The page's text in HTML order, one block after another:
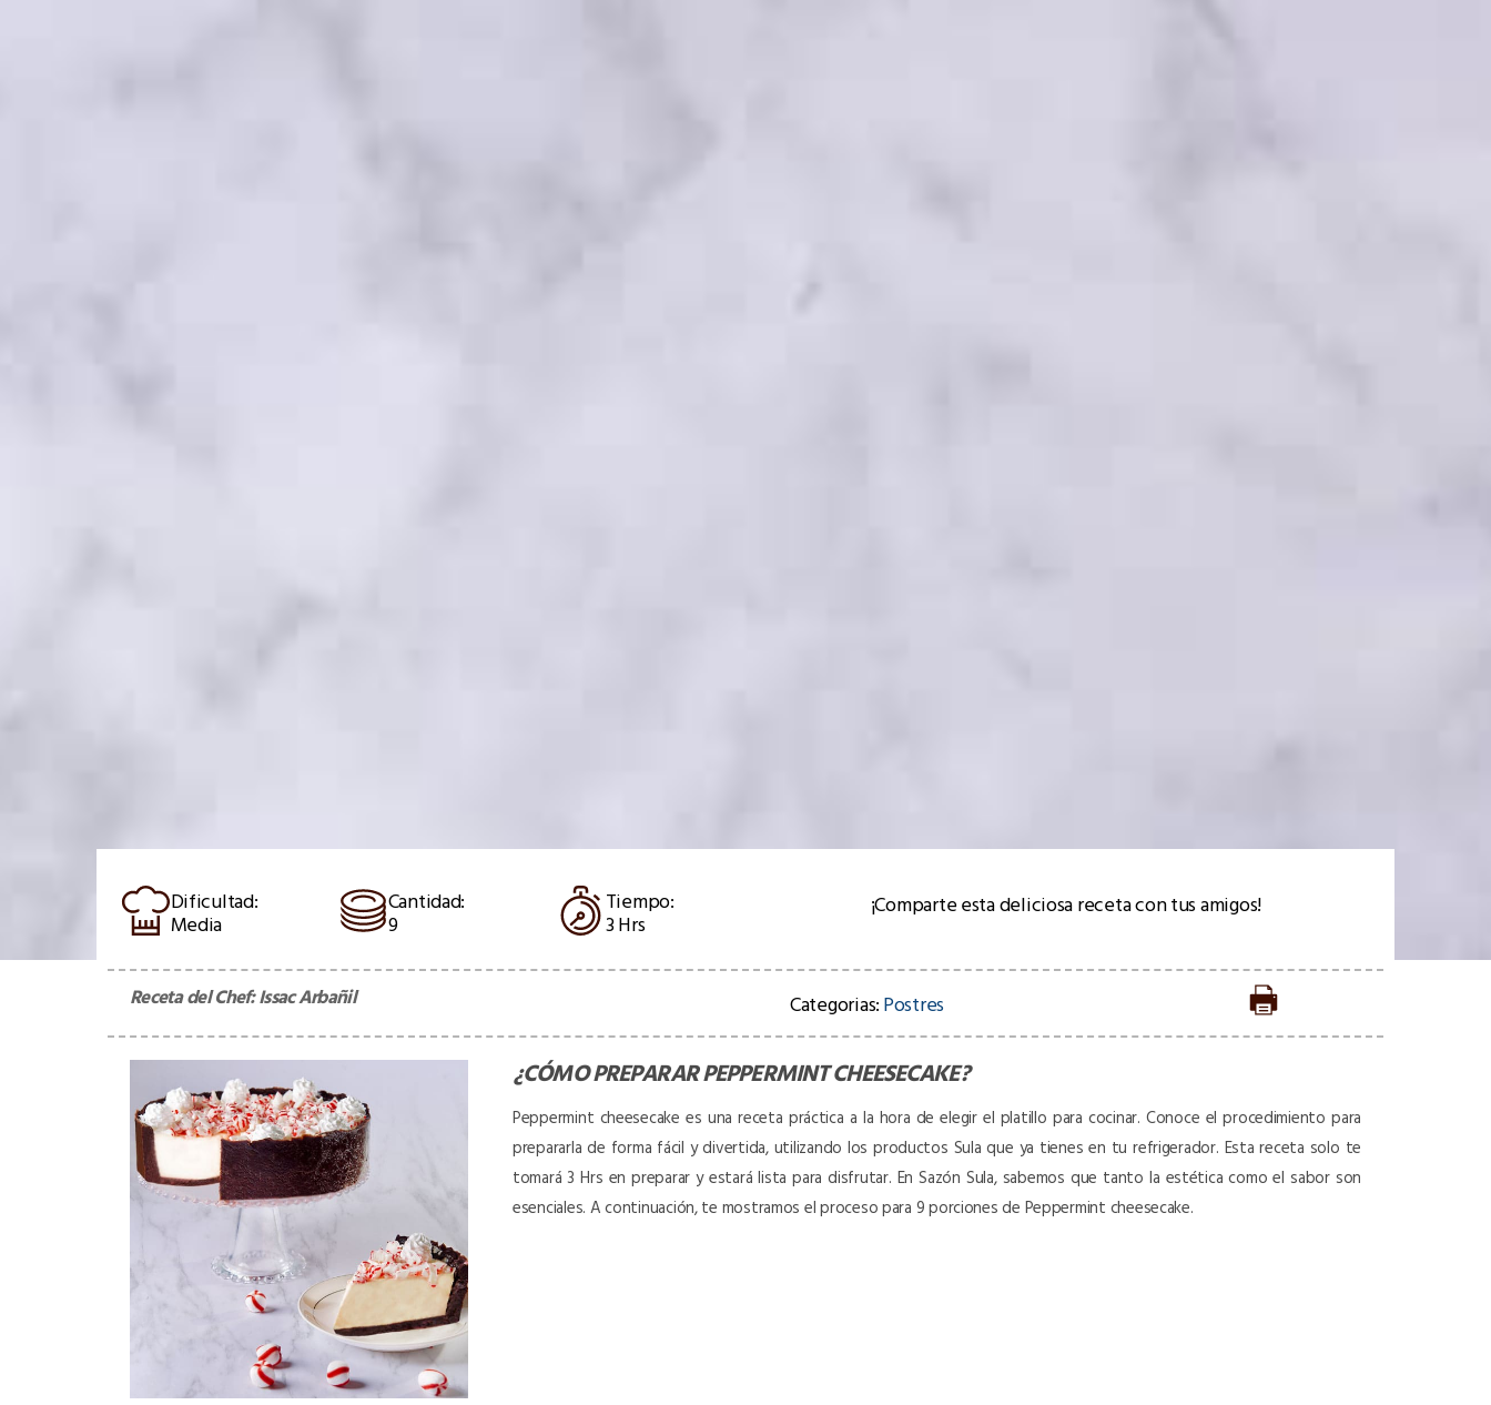
Dificultad:
Media
Cantidad:
9
Tiempo:
3 Hrs
¡Comparte esta deliciosa receta con tus amigos!
Receta del Chef:Issac Arbañil Categorias:Postres
¿CÓMO PREPARARPEPPERMINT CHEESECAKE?
Peppermint cheesecake es una receta práctica a la hora de elegir el platillo para cocinar. Conoce el procedimiento para
prepararla de forma fácil y divertida, utilizando los productos Sula que ya tienes en tu refrigerador. Esta receta solo te
tomará 3 Hrs en preparar y estará lista para disfrutar. En Sazón Sula, sabemos que tanto la estética como el sabor son
esenciales. A continuación, te mostramos el proceso para 9 porciones de Peppermint cheesecake.